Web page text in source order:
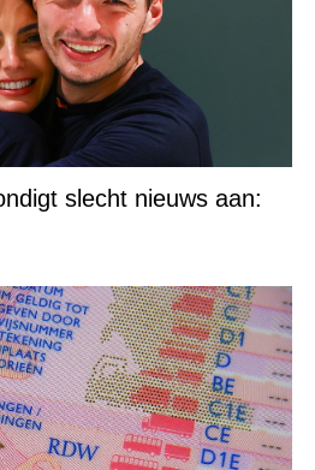
slecht nieuws aan: